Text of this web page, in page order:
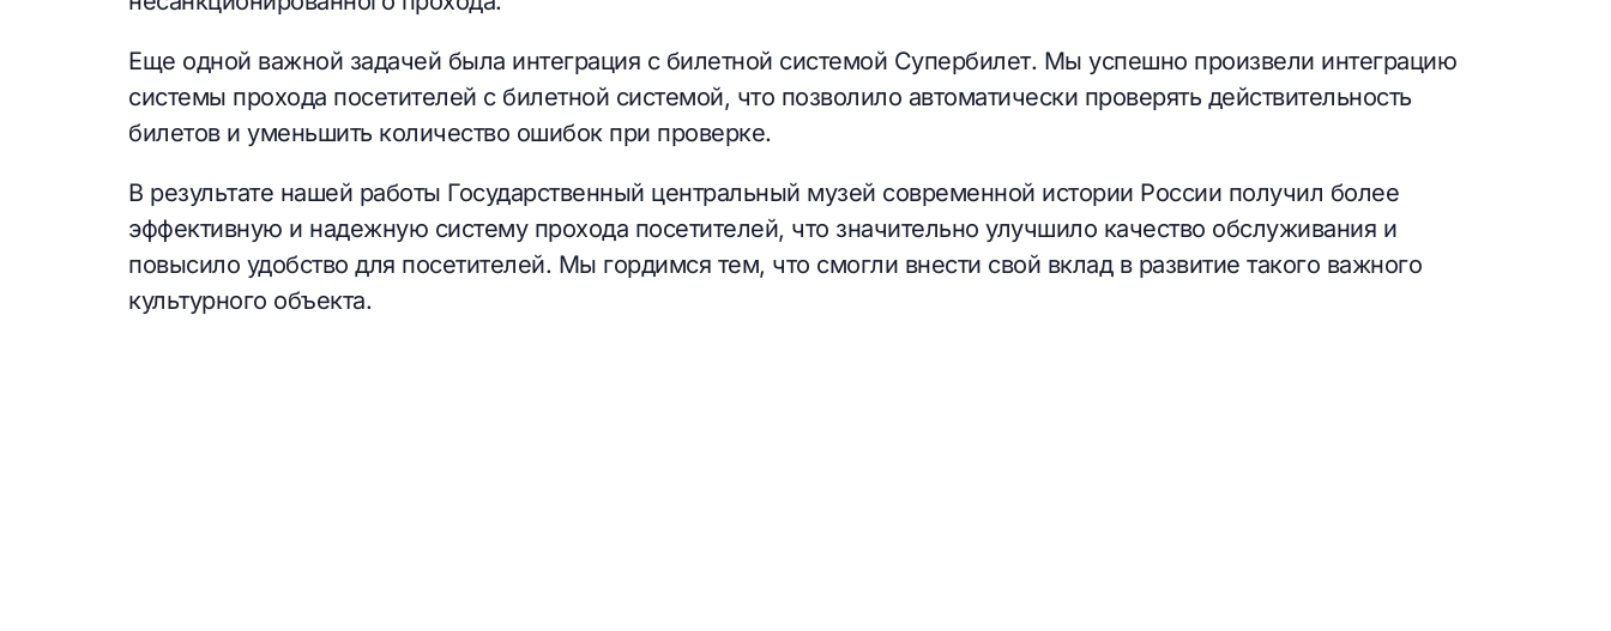
Еще одной важной задачей была интеграция с билетной системой Супербилет. Мы успешно произвели интеграцию
системы прохода посетителей с билетной системой, что позволило автоматически проверять действительность
билетов и уменьшить количество ошибок при проверке.
В результате нашей работы Государственный центральный музей современной истории России получил более
эффективную и надежную систему прохода посетителей, что значительно улучшило качество обслуживания и
повысило удобство для посетителей. Мы гордимся тем, что смогли внести свой вклад в развитие такого важного
культурного объекта.